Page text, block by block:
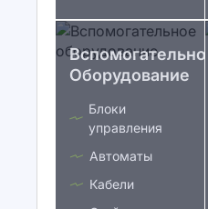
Вспомогательное
Оборудование
Блоки
управления
Автоматы
Кабели